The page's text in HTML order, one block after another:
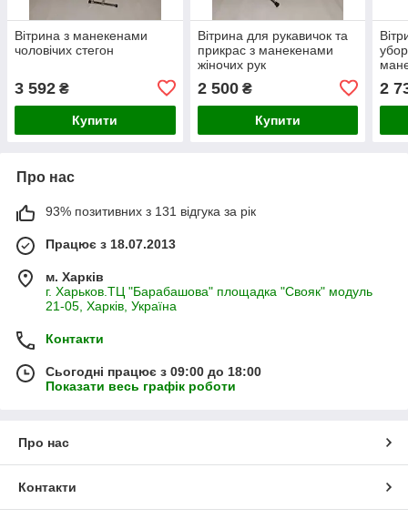
Вітрина з манекенами
чоловічих стегон
3 592 ₴
Купити
Вітрина для рукавичок та
прикрас з манекенами
жіночих рук
2 500₴
Купити
2
Про нас
93% позитивних з 131 відгука за рік
Працює з 18.07.2013
м. Харків
г. Харьков.ТЦ "Барабашова" площадка "Свояк" модуль
21-05, Харків, Україна
Контакти
Сьогодні працює з 09:00 до 18:00
Показати весь графік роботи
Про нас
Контакти